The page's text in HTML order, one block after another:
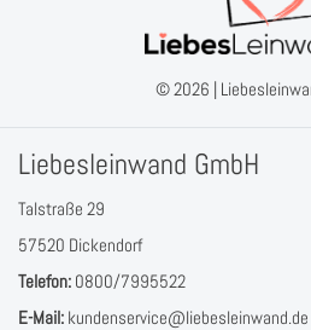
© 2026 |
Liebesleinwand GmbH
Talstraße 29
57520 Dickendorf
Telefon: 0800/7995522
E-Mail: kundenservice@liebesleinwand.de